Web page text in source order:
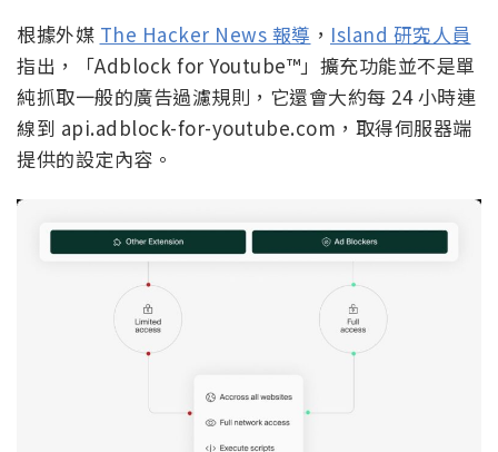
根據外媒 The Hacker News 報導 ， Island 研究人員
指出，「Adblock for Youtube™」擴充功能並不是單
純抓取一般的廣告過濾規則，它還會大約每 24 小時連
線到 api.adblock-for-youtube.com，取得伺服器端
提供的設定內容。